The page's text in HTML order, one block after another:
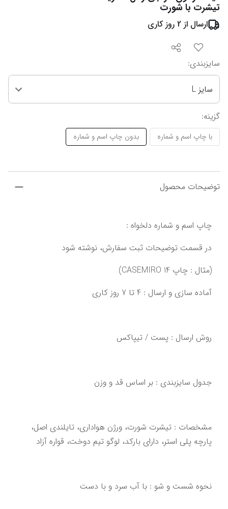
تیشرت با شورت
ارسال از 2 روز کاری
سایزبندی:
سایز L
گزینه:
با چاپ اسم و شماره بدون چاپ اسم و شماره
توضیحات محصول
چاپ اسم و شماره دلخواه :
در قسمت توضیحات ثبت سفارش، نوشته شود
(مثال : چاپ CASEMIRO 14)
آماده سازی و ارسال : 4 تا 7 روز کاری‌‌‌‌‌‌
روش ارسال : پست / تیپاکس
‌پارچه پلی استر، دارای بارکد، لوگو تیم دوخت‌‌‌،‌ قواره آزاد‌‌
نحوه شست و شو : با آب سرد و با دست